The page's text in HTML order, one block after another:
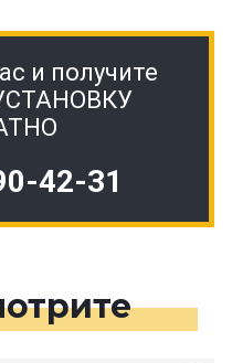
и получите
42-31